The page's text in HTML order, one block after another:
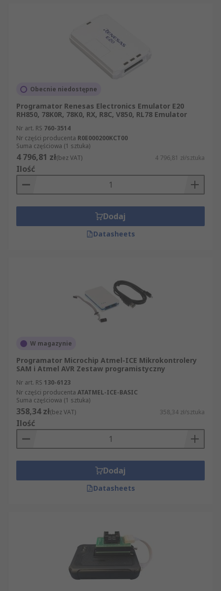
Obecnie niedostępne
Programator Renesas Electronics Emulator E20
RH850, 78K0R, 78K0, RX, R8C, V850, RL78 Emulator
Nr art. RS 760-3514
Nr części producenta R0E000200KCT00
Suma częściowa (1 sztuka)
4 796,81 zł(bez VAT) 4 796,81 zł/sztuka
Ilość
Dodaj
Datasheets
W magazynie
Programator Microchip Atmel-ICE Mikrokontrolery
SAM i Atmel AVR Zestaw programistyczny
Nr art. RS 130-6123
Nr części producenta ATATMEL-ICE-BASIC
Suma częściowa (1 sztuka)
358,34 zł(bez VAT) 358,34 zł/sztuka
Ilość
Dodaj
Datasheets